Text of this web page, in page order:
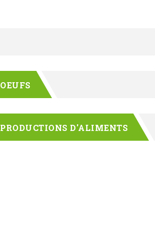
OEUFS
PRODUCTIONS D'ALIMENTS